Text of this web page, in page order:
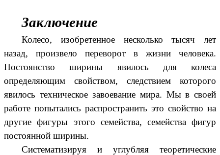
Заключение
Колесо, изобретенное несколько тысяч лет
назад, произвело переворот в жизни человека.
Постоянство ширины явилось для колеса
определяющим свойством, следствием которого
явилось техническое завоевание мира. Мы в своей
работе попытались распространить это свойство на
другие фигуры этого семейства, семейства фигур
постоянной ширины.
Систематизируя и углубляя теоретические